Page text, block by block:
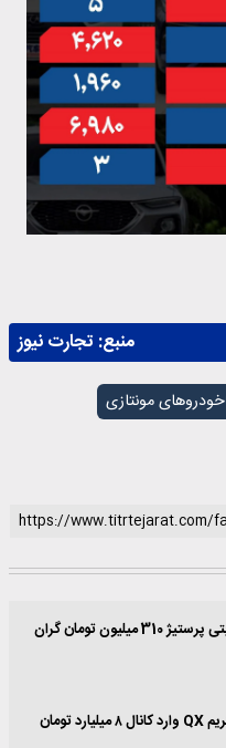
منبع: تجارت نیوز
خودروهای مونتازی
قیمت روز خودرو؛ دیگنیتی پرستیژ 310 میلیون تومان گران
قیمت روز خودرو؛ اکستریم QX وارد کانال ۸ میلیارد تومان